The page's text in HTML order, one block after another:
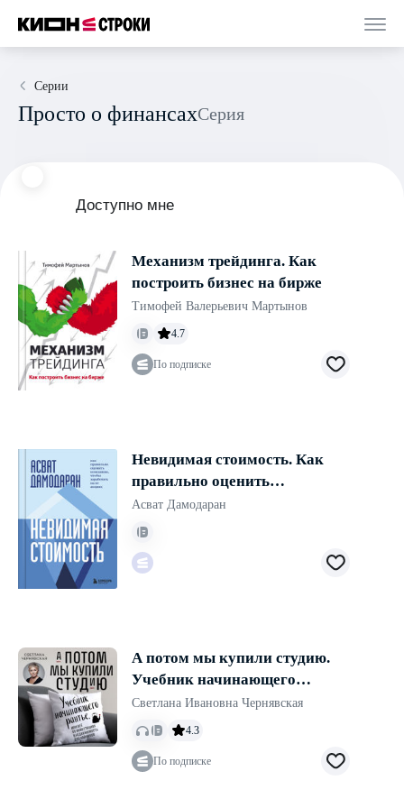
Серии
Просто о финансах Серия
Доступно мне
Механизм трейдинга. Как
построить бизнес на бирже
Тимофей Валерьевич Мартынов
4.7
По подписке
Невидимая стоимость. Как
правильно оценить
компанию, чтобы заработать
на ее акциях
Асват Дамодаран
А потом мы купили студию.
Учебник начинающего
рантье, или всё об
инвестициях в недвижимость
Светлана Ивановна Чернявская
4.3
По подписке